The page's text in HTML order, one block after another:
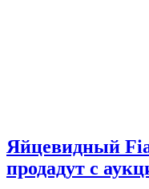
Яйцевидный
продадут с